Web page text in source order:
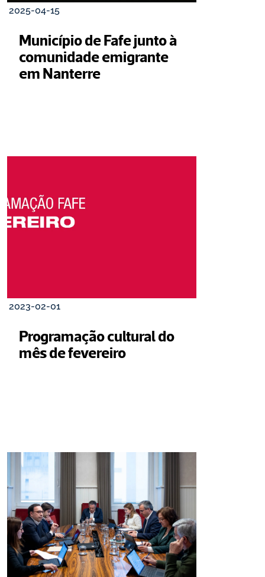
2025-04-15
Município de Fafe junto à
comunidade emigrante
em Nanterre
2023-02-01
Programação cultural do
mês de fevereiro